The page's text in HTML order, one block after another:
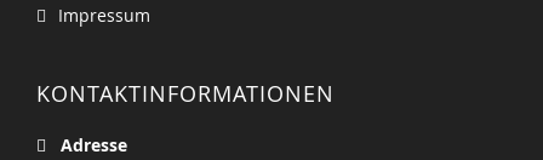
Impressum
KONTAKTINFORMATIONEN
Adresse